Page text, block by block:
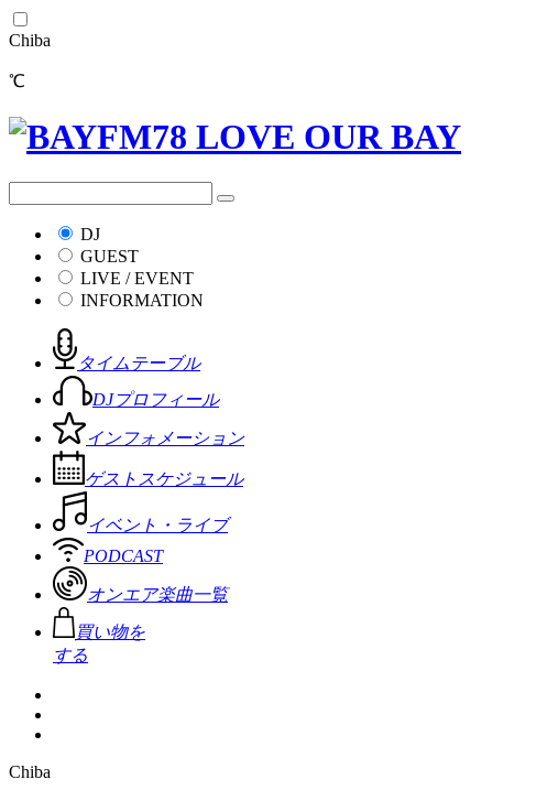
Chiba
℃
DJ
GUEST
LIVE / EVENT
INFORMATION
タイムテーブル
DJプロフィール
インフォメーション
ゲストスケジュール
イベント・ライブ
PODCAST
オンエア楽曲一覧
買い物を
する
Chiba